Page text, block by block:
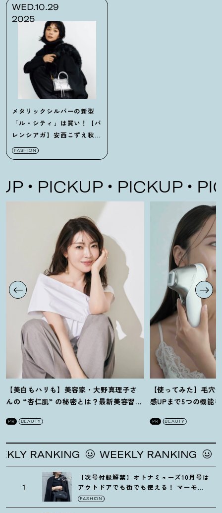
WED.10.29
2025
メタリックシルバーの新型
「ル・シティ」は買い！【バ
レンシアガ】安西こずえ秋の
マストバイ
FASHION
PICKUP PICKUP
【美白もハリも】美容家・大野真理子さ
んの “杏仁肌” の秘密とは ？ 最新美容習慣
PR BEAUTY
【使ってみた】毛穴
感UPまで5つの機能
PR BEAUTY
RANKING WEEKLY RANKING
1
【次号付録解禁】オトナミューズ10月号は
アウトドアでも街でも使える ！ マーモッ
トの黒ショルダー
FASHION